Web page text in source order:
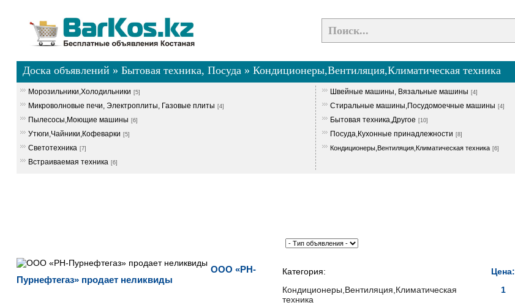
Доска объявлений » Бытовая техника, Посуда» Кондиционеры,Вентиляция,Климатическая техника
Морозильники,Холодильники [5] Швейные машины, Вязальные машины [4]
Микроволновые печи, Электроплиты, Газовые плиты [4] Стиральные машины,Посудомоечные машины [4]
Пылесосы,Моющие машины [6] Бытовая техника,Другое [10]
Утюги,Чайники,Кофеварки [5] Посуда,Кухонные принадлежности [8]
Светотехника [7] Кондиционеры,Вентиляция,Климатическая техника [6]
Встраиваемая техника [6]
ООО «РН-
Пурнефтегаз» продает неликвиды
Категория:
Кондиционеры,Вентиляция,Климатическая
техника
Цена:
1